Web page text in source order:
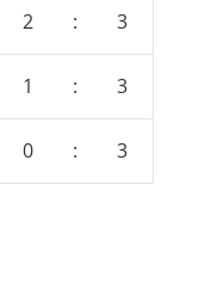
2 : 3
1 : 3
0 : 3